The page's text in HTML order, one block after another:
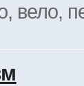
вело,